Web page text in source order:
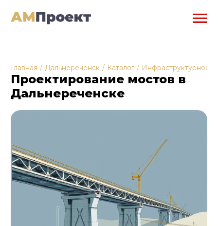
Главная / Дальнереченск / Каталог / Инфраструктурное
Проектирование мостов в
Дальнереченске